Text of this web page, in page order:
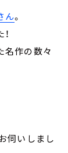
ん。
名作の数々
伺いしまし